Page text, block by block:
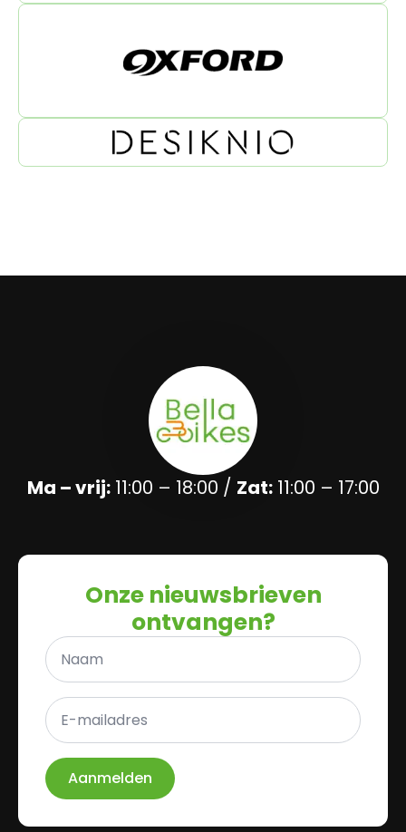
Ma – vrij:11:00 – 18:00 / Zat:11:00 – 17:00
Onze nieuwsbrieven
ontvangen?
Naam
E-
mailadres
*
Aanmelden